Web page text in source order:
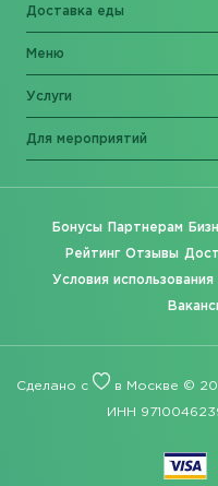
Доставка еды
Меню
Услуги
Для мероприятий
Бонусы Партнерам
Рейтинг Отзывы
Условия использования
Сделано с в Москве ©
ИНН